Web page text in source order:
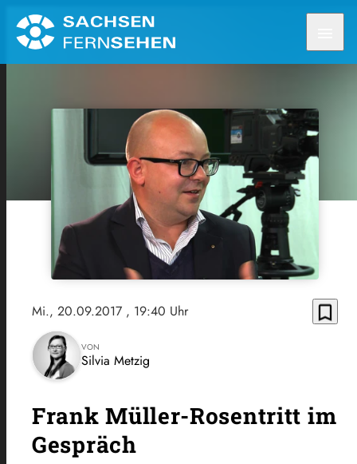
Mi., 20.09.2017 , 19:40 Uhr bookmark_border
VON
Silvia Metzig
Frank Müller-Rosentritt im
Gespräch